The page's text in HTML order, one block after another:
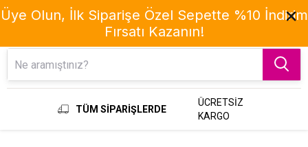
TÜM SİPARİŞLERDE
ÜCRETSİZ
KARGO
Üye Olun, İlk Siparişe Özel Sepette %10 İndirim
Fırsatı Kazanın!